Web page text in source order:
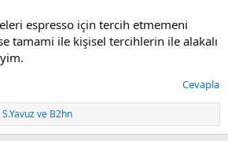
espresso için tercih etmemeni
tamami ile kişisel tercihlerin ile alakalı
Cevapla
S.Yavuzve B2hn